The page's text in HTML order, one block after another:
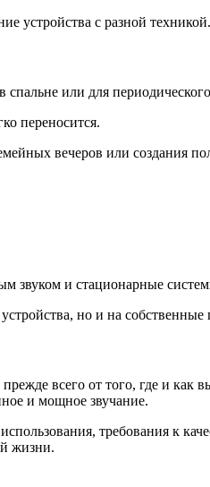
устройства с разной техникой.
или для
переносится.
вечеров или создания
и стационарные
но и на собственные
всего от того, где и
и мощное звучание.
требования к
жизни.